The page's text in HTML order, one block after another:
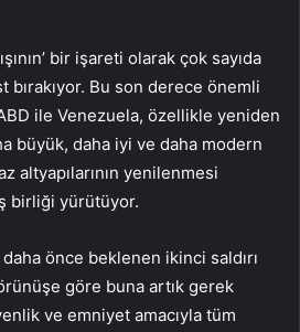
bir işareti olarak çok sayıda
Bu son derece önemli
ABD ile Venezuela, özellikle yeniden
büyük, daha iyi ve daha modern
altyapılarının yenilenmesi
birliği yürütüyor.
önce beklenen ikinci saldırı
göre buna artık gerek
ve emniyet amacıyla tüm